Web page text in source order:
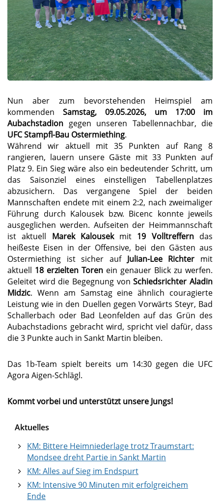
Nun aber zum bevorstehenden Heimspiel am
kommenden Samstag, 09.05.2026, um 17:00 im
Aubachstadion gegen unseren Tabellennachbar, die
UFC Stampfl-Bau Ostermiething.
Während wir aktuell mit 35 Punkten auf Rang 8
rangieren, lauern unsere Gäste mit 33 Punkten auf
Platz 9. Ein Sieg wäre also ein bedeutender Schritt, um
das Saisonziel eines einstelligen Tabellenplatzes
abzusichern. Das vergangene Spiel der beiden
Mannschaften endete mit einem 2:2, nach zweimaliger
Führung durch Kalousek bzw. Bicenc konnte jeweils
ausgeglichen werden. Aufseiten der Heimmannschaft
ist aktuell Marek Kalousekmit 19 Volltrefferndas
heißeste Eisen in der Offensive, bei den Gästen aus
Ostermiething ist sicher auf Julian-Lee Richter mit
aktuell 18 erzielten Toren ein genauer Blick zu werfen.
Geleitet wird die Begegnung vonSchiedsrichter Aladin
Midzic. Wenn am Samstag eine ähnlich couragierte
Leistung wie in den Duellen gegen Vorwärts Steyr, Bad
Schallerbach oder Bad Leonfelden auf das Grün des
Aubachstadions gebracht wird, spricht viel dafür, dass
die 3 Punkte auch in Sankt Martin bleiben.
Das 1b-Team spielt bereits um 14:30 gegen die UFC
Agora Aigen-Schlägl.
Kommt vorbei und unterstützt unsere Jungs!
Aktuelles
KM: Bittere Heimniederlage trotz Traumstart:
Mondsee dreht Partie in Sankt Martin
KM: Alles auf Sieg im Endspurt
KM: Intensive 90 Minuten mit erfolgreichem
Ende